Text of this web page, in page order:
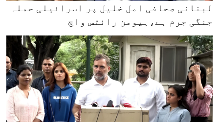
لبنانی صحافی امل خلیل پر اسرائیلی حملہ
جنگی جرم ہے،ہیومن رائٹس واچ